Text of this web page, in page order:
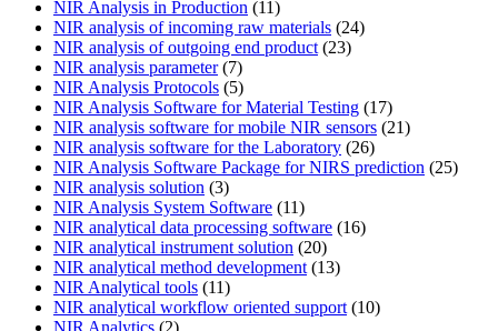
NIR Analysis in Production (11)
NIR analysis of incoming raw materials (24)
NIR analysis of outgoing end product (23)
NIR analysis parameter(7)
NIR Analysis Protocols (5)
NIR Analysis Software for Material Testing (17)
NIR analysis software for mobile NIR sensors (21)
NIR analysis software for the Laboratory (26)
NIR Analysis Software Package for NIRS prediction (25)
NIR analysis solution (3)
NIR Analysis System Software (11)
NIR analytical data processing software (16)
NIR analytical instrument solution (20)
NIR analytical method development (13)
NIR Analytical tools (11)
NIR analytical workflow oriented support (10)
NIR Analytics (2)